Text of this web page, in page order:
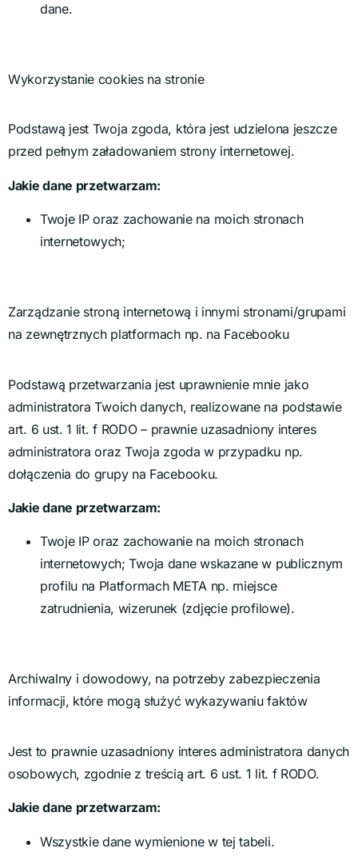
dane.
Wykorzystanie cookies na stronie
Podstawą jest Twoja zgoda, która jest udzielona jeszcze
przed pełnym załadowaniem strony internetowej.
Jakie dane przetwarzam:
Twoje IP oraz zachowanie na moich stronach
internetowych;
Zarządzanie stroną internetową i innymi stronami/grupami
na zewnętrznych platformach np. na Facebooku
Podstawą przetwarzania jest uprawnienie mnie jako
administratora Twoich danych, realizowane na podstawie
art. 6 ust. 1 lit. f RODO – prawnie uzasadniony interes
administratora oraz Twoja zgoda w przypadku np.
dołączenia do grupy na Facebooku.
Jakie dane przetwarzam:
Twoje IP oraz zachowanie na moich stronach
internetowych; Twoja dane wskazane w publicznym
profilu na Platformach META np. miejsce
zatrudnienia, wizerunek (zdjęcie profilowe).
Archiwalny i dowodowy, na potrzeby zabezpieczenia
informacji, które mogą służyć wykazywaniu faktów
Jest to prawnie uzasadniony interes administratora danych
osobowych, zgodnie z treścią art. 6 ust. 1 lit. f RODO.
Jakie dane przetwarzam:
Wszystkie dane wymienione w tej tabeli.